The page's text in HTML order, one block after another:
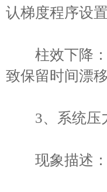
认梯度程序设
柱效下降：
致保留时间漂
3、系统压
现象描述：